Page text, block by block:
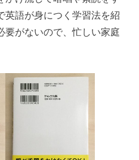
英語が身につく学習法を紹
要がないので、忙しい家庭